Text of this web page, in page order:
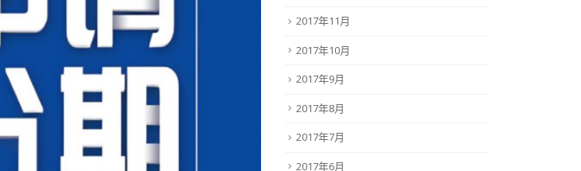
2017年11月
2017年10月
2017年9月
2017年8月
2017年7月
2017年6月